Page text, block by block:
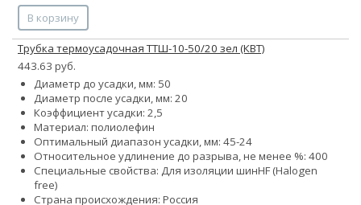
В корзину
Трубка термоусадочная ТТШ-10-50/20 зел (КВТ)
443.63 руб.
Диаметр до усадки, мм: 50
Диаметр после усадки, мм: 20
Коэффициент усадки: 2,5
Материал: полиолефин
Оптимальный диапазон усадки, мм: 45-24
Относительное удлинение до разрыва, не менее %: 400
Специальные свойства: Для изоляции шинHF (Halogen
free)
Страна происхождения: Россия